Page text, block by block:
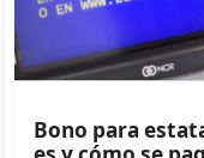
Bono para